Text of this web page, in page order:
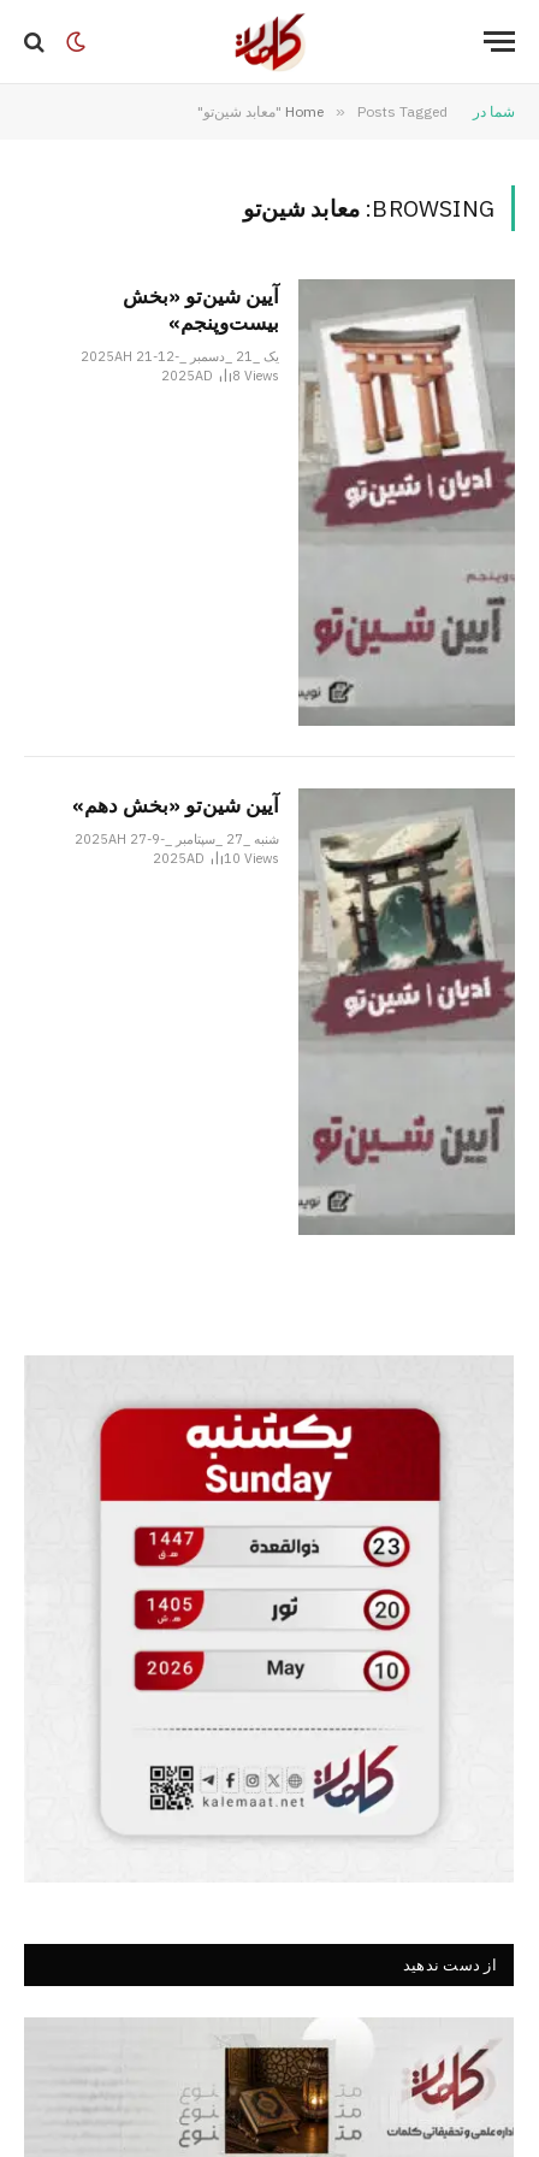
شما در Home » Posts Tagged "معابد شین‌تو"
BROWSING: معابد شین‌تو
آیین شین‌تو «بخش
بیست‌وپنجم»
یک _21 _دسمبر _2025AH 21-12-
2025AD
8Views
آیین شین‌تو «بخش دهم»
شنبه _27 _سپتامبر _2025AH 27-9-
2025AD
10Views
از دست ندهید